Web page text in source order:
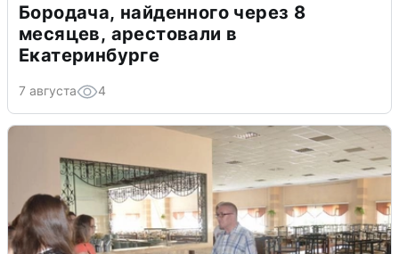
Бородача, найденного через 8
месяцев, арестовали в
Екатеринбурге
7 августа 4